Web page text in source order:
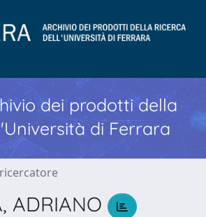
dei prodotti della
di Ferrara
ADRIANO